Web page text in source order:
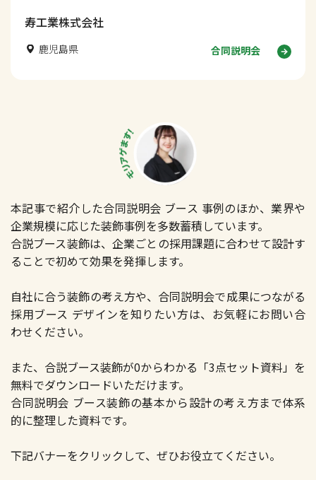
寿工業株式会社
鹿児島県 合同説明会
本記事で紹介した合同説明会 ブース 事例のほか、業界や
企業規模に応じた装飾事例を多数蓄積しています。
合説ブース装飾は、企業ごとの採用課題に合わせて設計す
ることで初めて効果を発揮します。
自社に合う装飾の考え方や、合同説明会で成果につながる
採用ブース デザインを知りたい方は、お気軽にお問い合
わせください。
また、合説ブース装飾が0からわかる「3点セット資料」を
無料でダウンロードいただけます。
合同説明会 ブース装飾の基本から設計の考え方まで体系
的に整理した資料です。
下記バナーをクリックして、ぜひお役立てください。